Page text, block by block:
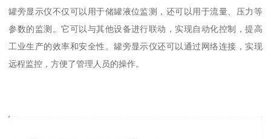
罐旁显示仪不仅可以用于储罐液位监测，还可以用于流量、压力等
参数的监测。它可以与其他设备进行联动，实现自动化控制，提高
工业生产的效率和安全性。罐旁显示仪还可以通过网络连接，实现
远程监控，方便了管理人员的操作。